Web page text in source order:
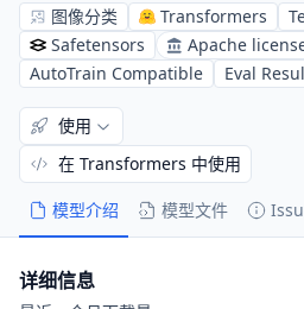
图像分类
Transformers
Safetensors
Apache
AutoTrain Compatible
Eval
模型介绍 模型文件
使用
在 Transformers 中使用
详细信息